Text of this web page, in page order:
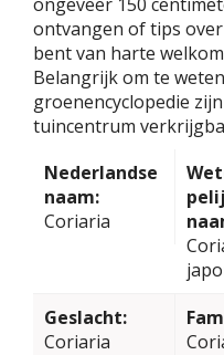
ontvangen of tips over
bent van harte
Belangrijk om te
groenencyclopedie
tuincentrum
Nederlandse
naam:
Coriaria
Geslacht:
Coriaria